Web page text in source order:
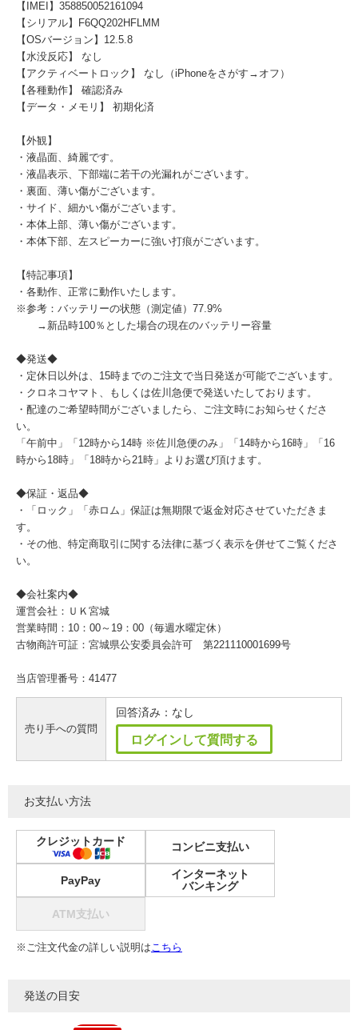
【IMEI】358850052161094
【シリアル】F6QQ202HFLMM
【OSバージョン】12.5.8
【水没反応】 なし
【アクティベートロック】 なし（iPhoneをさがす→オフ）
【各種動作】 確認済み
【データ・メモリ】 初期化済
【外観】
・液晶面、綺麗です。
・液晶表示、下部端に若干の光漏れがございます。
・裏面、薄い傷がございます。
・サイド、細かい傷がございます。
・本体上部、薄い傷がございます。
・本体下部、左スピーカーに強い打痕がございます。
【特記事項】
・各動作、正常に動作いたします。
※参考：バッテリーの状態（測定値）77.9%
→新品時100％とした場合の現在のバッテリー容量
◆発送◆
・定休日以外は、15時までのご注文で当日発送が可能でございます。
・クロネコヤマト、もしくは佐川急便で発送いたしております。
・配達のご希望時間がございましたら、ご注文時にお知らせくださ
い。
「午前中」「12時から14時 ※佐川急便のみ」「14時から16時」「16
時から18時」「18時から21時」よりお選び頂けます。
◆保証・返品◆
・「ロック」「赤ロム」保証は無期限で返金対応させていただきま
す。
・その他、特定商取引に関する法律に基づく表示を併せてご覧くださ
い。
◆会社案内◆
運営会社：ＵＫ宮城
営業時間：10：00～19：00（毎週水曜定休）
古物商許可証：宮城県公安委員会許可 第221110001699号
当店管理番号：41477
売り手への質問
回答済み：なし
ログインして質問する
お支払い方法
クレジットカード コンビニ支払い
PayPay
インターネット
バンキング
ATM支払い
※ご注文代金の詳しい説明はこちら
発送の目安